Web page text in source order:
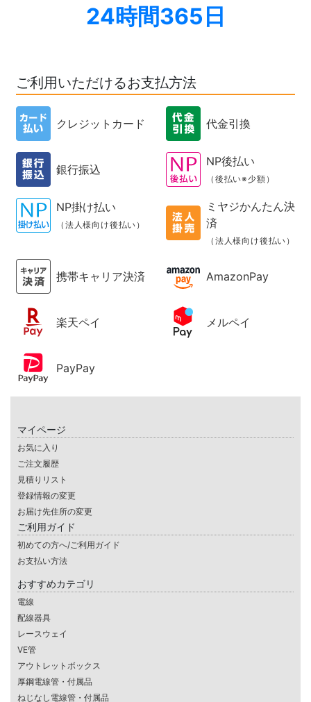
24時間365日
ご利用いただけるお支払方法
クレジットカード 代金引換
銀行振込
NP後払い
（後払い※少額）
NP掛け払い
（法人様向け後払い）
ミヤジかんたん決
済
（法人様向け後払い）
携帯キャリア決済 AmazonPay
楽天ペイ メルペイ
PayPay
マイページ
お気に入り
ご注文履歴
見積りリスト
登録情報の変更
お届け先住所の変更
ご利用ガイド
初めての方へ/ご利用ガイド
お支払い方法
おすすめカテゴリ
電線
配線器具
レースウェイ
VE管
アウトレットボックス
厚鋼電線管・付属品
ねじなし電線管・付属品